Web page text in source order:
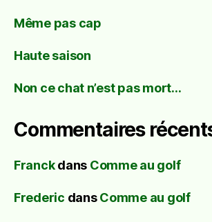
Même pas cap
Haute saison
Non ce chat n’est pas mort…
Commentaires
Franckdans Comme au golf
Frederic dansComme au golf